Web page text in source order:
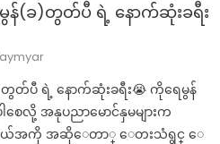
(ခ)တွတ်ပီ ရဲ့ နောက်ဆုံးခရီး
ပီ ရဲ့ နောက်ဆုံးခရီး😭 ကိုရေမွန်
ေလို့ အနုပညာမောင်နှမများက
တယ်အကို အဆိုေတာ္ ေတးသံရွင္ ေ